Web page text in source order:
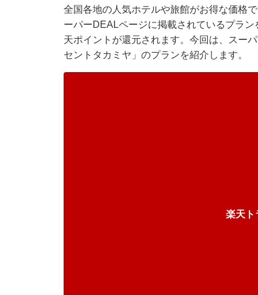
全国各地の人気ホテルや旅館がお得な価格で
ーパーDEALページに掲載されているプラ
天ポイントが還元されます。今回は、スー
セントタカミヤ」のプランを紹介します。
楽天ト